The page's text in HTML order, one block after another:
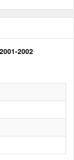
2001-2002